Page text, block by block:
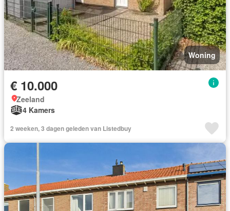
Woning
€ 10.000
Zeeland
4 Kamers
2 weeken, 3 dagen geleden van Listedbuy